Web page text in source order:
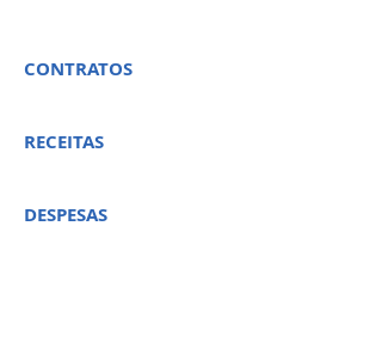
CONTRATOS
RECEITAS
DESPESAS